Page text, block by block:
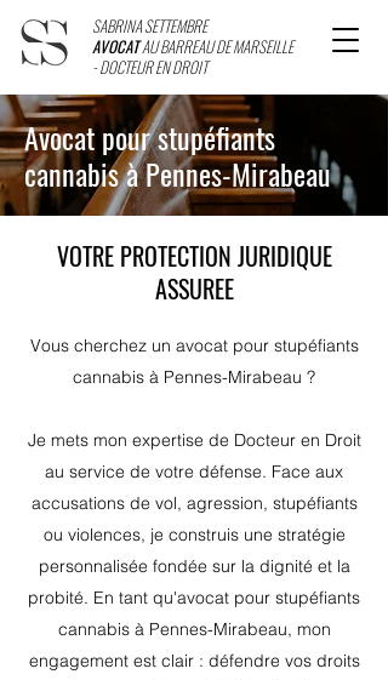
SABRINA SETTEMBRE
AVOCATAU BARREAU DE MARSEILLE
- DOCTEUR EN DROIT
Avocat pour stupéfiants
cannabis à Pennes-Mirabeau
VOTRE PROTECTION JURIDIQUE
ASSUREE
Vous cherchez un avocat pour stupéfiants
cannabis à Pennes-Mirabeau ?
Je mets mon expertise de Docteur en Droit
au service de votre défense. Face aux
accusations de vol, agression, stupéfiants
ou violences, je construis une stratégie
personnalisée fondée sur la dignité et la
probité. En tant qu'avocat pour stupéfiants
cannabis à Pennes-Mirabeau, mon
engagement est clair : défendre vos droits